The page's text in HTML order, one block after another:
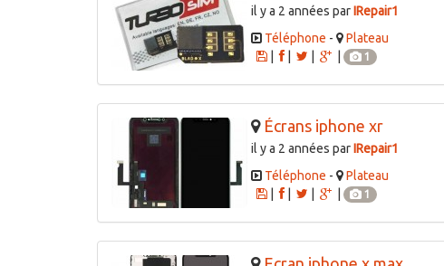
il y a 2 années parIRepair1
Téléphone -
Plateau
|
1
Écrans iphone xr
il y a 2 années parIRepair1
Téléphone -
Plateau
|
1